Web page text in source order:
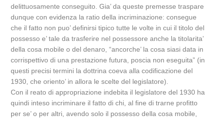
delittuosamente conseguito. Gia’ da queste premesse traspare
dunque con evidenza la ratio della incriminazione: consegue
che il fatto non puo’ definirsi tipico tutte le volte in cui il titolo del
possesso e’ tale da trasferire nel possessore anche la titolarita’
della cosa mobile o del denaro, “ancorche’ la cosa siasi data in
corrispettivo di una prestazione futura, poscia non eseguita” (in
questi precisi termini la dottrina coeva alla codificazione del
1930, che oriento’ in allora le scelte del legislatore).
Con il reato di appropriazione indebita il legislatore del 1930 ha
quindi inteso incriminare il fatto di chi, al fine di trarne profitto
per se’ o per altri, avendo solo il possesso della cosa mobile,